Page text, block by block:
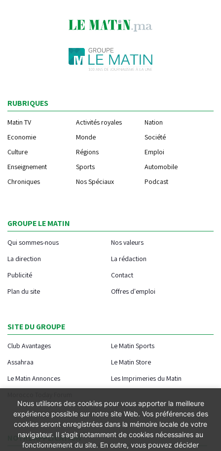
RUBRIQUES
Matin TV Activités royales
Nation
Economie
Monde
Société
Culture
Régions
Emploi
Enseignement
Sports
Automobile
Chroniques
Nos Spéciaux Podcast
GROUPE LE MATIN
Qui sommes-nous
Nos valeurs
La direction
La rédaction
Publicité
Contact
Plan du site
Offres d'emploi
SITE DU GROUPE
Club Avantages
Le Matin Sports
Assahraa
Le Matin Store
Le Matin Annonces
Les Imprimeries du Matin
NOTRE APPLICATION
Nous utilisons des cookies pour vous apporter la meilleure
expérience possible sur notre site Web. Vos préférences des
cookies seront enregistrées dans la mémoire locale de votre
navigateur. Il s’agit notamment de cookies nécessaires au
fonctionnement du site. En outre, vous pouvez décider